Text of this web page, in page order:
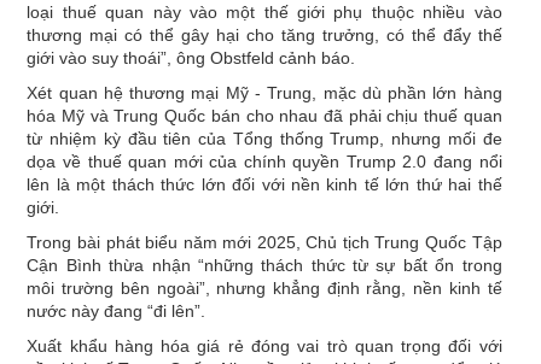
loại thuế quan này vào một thế giới phụ thuộc nhiều vào
thương mại có thể gây hại cho tăng trưởng, có thể đẩy thế
giới vào suy thoái”, ông Obstfeld cảnh báo.
Xét quan hệ thương mại Mỹ - Trung, mặc dù phần lớn hàng
hóa Mỹ và Trung Quốc bán cho nhau đã phải chịu thuế quan
từ nhiệm kỳ đầu tiên của Tổng thống Trump, nhưng mối đe
dọa về thuế quan mới của chính quyền Trump 2.0 đang nổi
lên là một thách thức lớn đối với nền kinh tế lớn thứ hai thế
giới.
Trong bài phát biểu năm mới 2025, Chủ tịch Trung Quốc Tập
Cận Bình thừa nhận “những thách thức từ sự bất ổn trong
môi trường bên ngoài”, nhưng khẳng định rằng, nền kinh tế
nước này đang “đi lên”.
Xuất khẩu hàng hóa giá rẻ đóng vai trò quan trọng đối với